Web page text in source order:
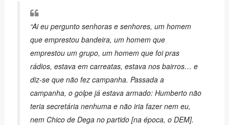
“Ai eu pergunto senhoras e senhores, um homem
que emprestou bandeira, um homem que
emprestou um grupo, um homem que foi pras
rádios, estava em carreatas, estava nos bairros… e
diz-se que não fez campanha. Passada a
campanha, o golpe já estava armado: Humberto não
teria secretária nenhuma e não iria fazer nem eu,
nem Chico de Dega no partido [na época, o DEM].